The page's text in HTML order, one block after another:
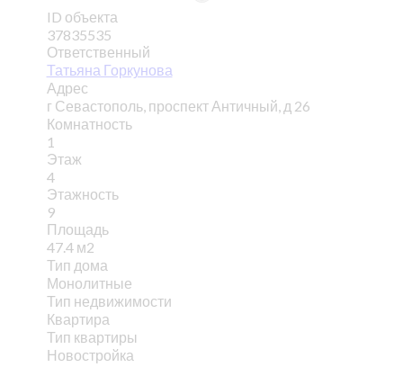
ID объекта
37835535
Ответственный
Татьяна Горкунова
Адрес
г Севастополь, проспект Античный, д 26
Комнатность
1
Этаж
4
Этажность
9
Площадь
47.4 м2
Тип дома
Монолитные
Тип недвижимости
Квартира
Тип квартиры
Новостройка